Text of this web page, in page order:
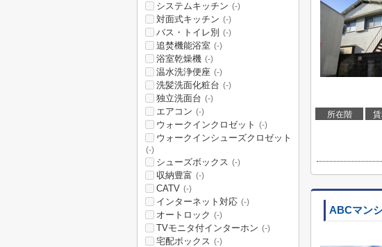
所在階
ABCマン
システムキッチン (-)
対面式キッチン (-)
バス・トイレ別 (-)
追焚機能浴室 (-)
浴室乾燥機 (-)
温水洗浄便座 (-)
洗髪洗面化粧台 (-)
独立洗面台 (-)
エアコン (-)
ウォークインクロゼット (-)
ウォークインシューズクロゼット
(-)
シューズボックス (-)
収納豊富 (-)
CATV (-)
インターネット対応 (-)
オートロック (-)
TVモニタ付インターホン (-)
宅配ボックス (-)